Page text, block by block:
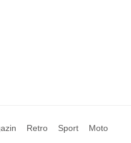
Retro Sport Moto